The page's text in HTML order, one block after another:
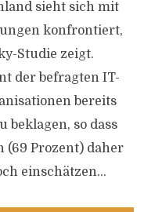
sieht sich mit
konfrontiert,
Studie zeigt.
der befragten IT-
bereits
beklagen, so dass
(69 Prozent) daher
einschätzen...